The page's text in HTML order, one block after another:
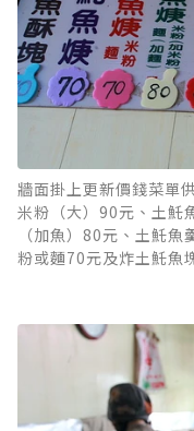
牆面掛上更新價錢菜單
米粉（大）90元、土魠
（加魚）80元、土魠
粉或麵70元及炸土魠魚